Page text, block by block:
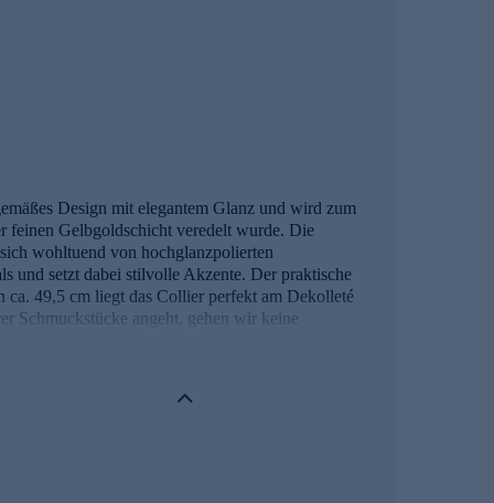
Design mit elegantem Glanz und wird zum
feinen Gelbgoldschicht veredelt wurde. Die
wohltuend von hochglanzpolierten
und setzt dabei stilvolle Akzente. Der praktische
ca. 49,5 cm liegt das Collier perfekt am Dekolleté
Schmuckstücke angeht, gehen wir keine